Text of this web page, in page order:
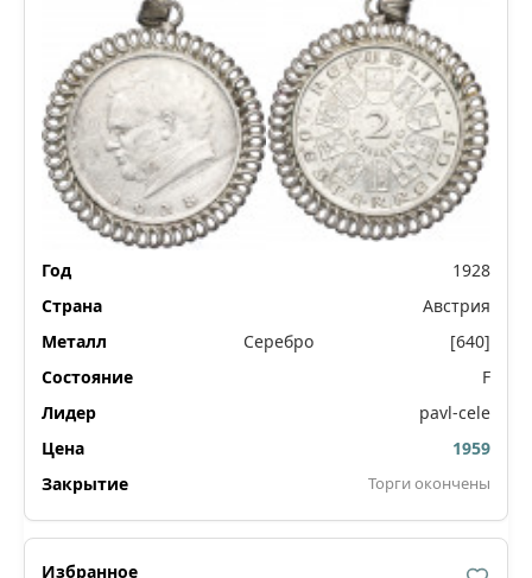
1928
Австрия
Серебро
[640]
F
pavl-cele
1959
Торги окончены